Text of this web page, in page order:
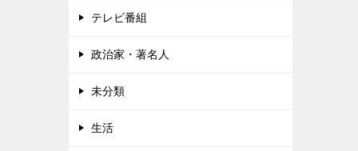
テレビ番組
政治家・著名人
未分類
生活